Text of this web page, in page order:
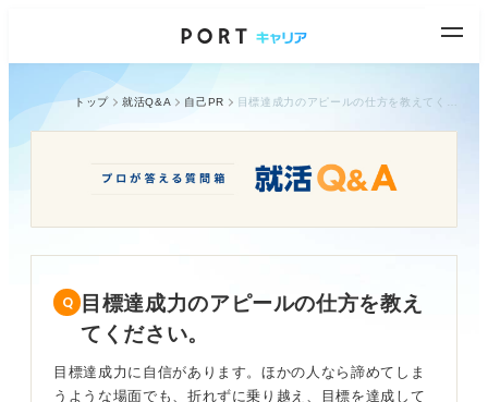
トップ 就活Q&A 自己PR
目標達成力のアピールの仕方を教え
てください。
目標達成力に自信があります。ほかの人なら諦めてしま
うような場面でも、折れずに乗り越え、目標を達成して